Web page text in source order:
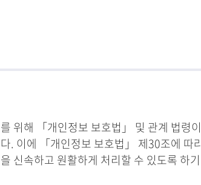
위해 「개인정보 보호법」 및 관계 법령
. 이에 「개인정보 보호법」 제30조에 따
신속하고 원활하게 처리할 수 있도록 하